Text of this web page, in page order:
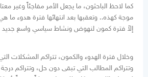
كما لاحظ الباحثون، ما يجعل الأمر مفاجئاً وغير
موجة كهذه.. وتعقبها بعد انتهائها فترة هدوء ما
إلاّ فترة كمون لنهوض ونشاط سياسي واسع جديد
وخلال فترة الهدوء والكمون، تتراكم المشكلات
وتتراكم المطالب التي تبقى دون حل، وتتراكم